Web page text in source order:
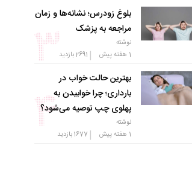
بلوغ زودرس؛ نشانه‌ها و زمان
مراجعه به پزشک
نوشته
1 هفته پیش
|
2691بازدید
بهترین حالت خواب در
بارداری؛ چرا خوابیدن به
پهلوی چپ توصیه می‌شود؟
نوشته
1 هفته پیش
|
1677بازدید